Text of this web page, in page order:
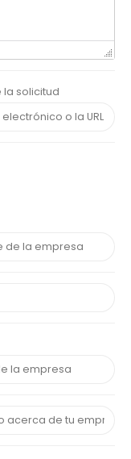
la solicitud